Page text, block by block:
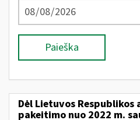
Paieška
Dėl Lietuvos
pakeitimo nuo 2022 m.